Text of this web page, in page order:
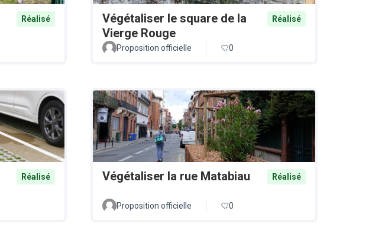
Réalisé
Végétaliser le square de la
Vierge Rouge
Réalisé
Proposition officielle 0
Réalisé Végétaliser la rue Matabiau Réalisé
Proposition officielle 0